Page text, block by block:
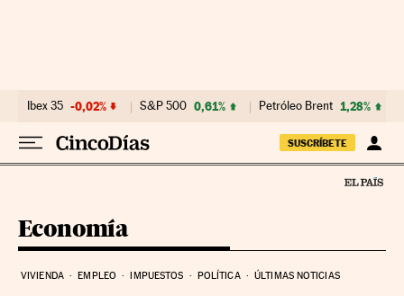
Ibex 35 -0,02% S&P 500 0,61% Petróleo Brent 1,28%
SUSCRÍBETE
Economía
VIVIENDA EMPLEO IMPUESTOS POLÍTICA ÚLTIMAS NOTICIAS